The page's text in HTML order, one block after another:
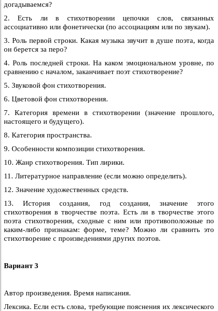
догадываемся?
2. Есть ли в стихотворении цепочки слов, связанных
ассоциативно или фонетически (по ассоциациям или по звукам).
3. Роль первой строки. Какая музыка звучит в душе поэта, когда
он берется за перо?
4. Роль последней строки. На каком эмоциональном уровне, по
сравнению с началом, заканчивает поэт стихотворение?
5. Звуковой фон стихотворения.
6. Цветовой фон стихотворения.
7. Категория времени в стихотворении (значение прошлого,
настоящего и будущего).
8. Категория пространства.
9. Особенности композиции стихотворения.
10. Жанр стихотворения. Тип лирики.
11. Литературное направление (если можно определить).
12. Значение художественных средств.
13. История создания, год создания, значение этого
стихотворения в творчестве поэта. Есть ли в творчестве этого
поэта стихотворения, сходные с ним или противоположные по
каким-либо признакам: форме, теме? Можно ли сравнить это
стихотворение с произведениями других поэтов.
Вариант 3
Автор произведения. Время написания.
Лексика. Если есть слова, требующие пояснения их лексического